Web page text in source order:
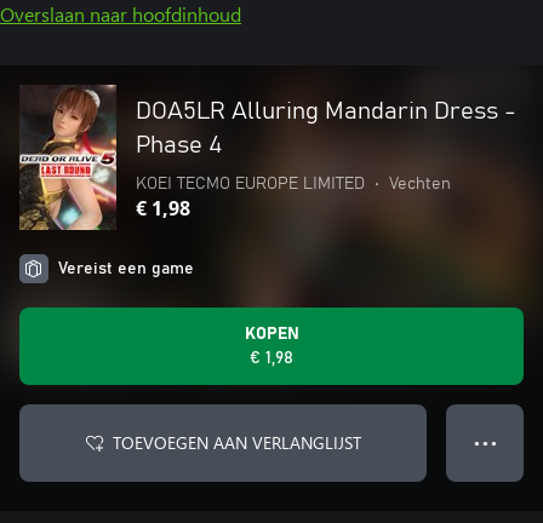
Overslaan naar hoofdinhoud
DOA5LR Alluring Mandarin Dress -
Phase 4
KOEI TECMO EUROPE LIMITED • Vechten
€ 1,98
Vereist een game
KOPEN
€ 1,98
TOEVOEGEN AAN VERLANGLIJST ● ● ●